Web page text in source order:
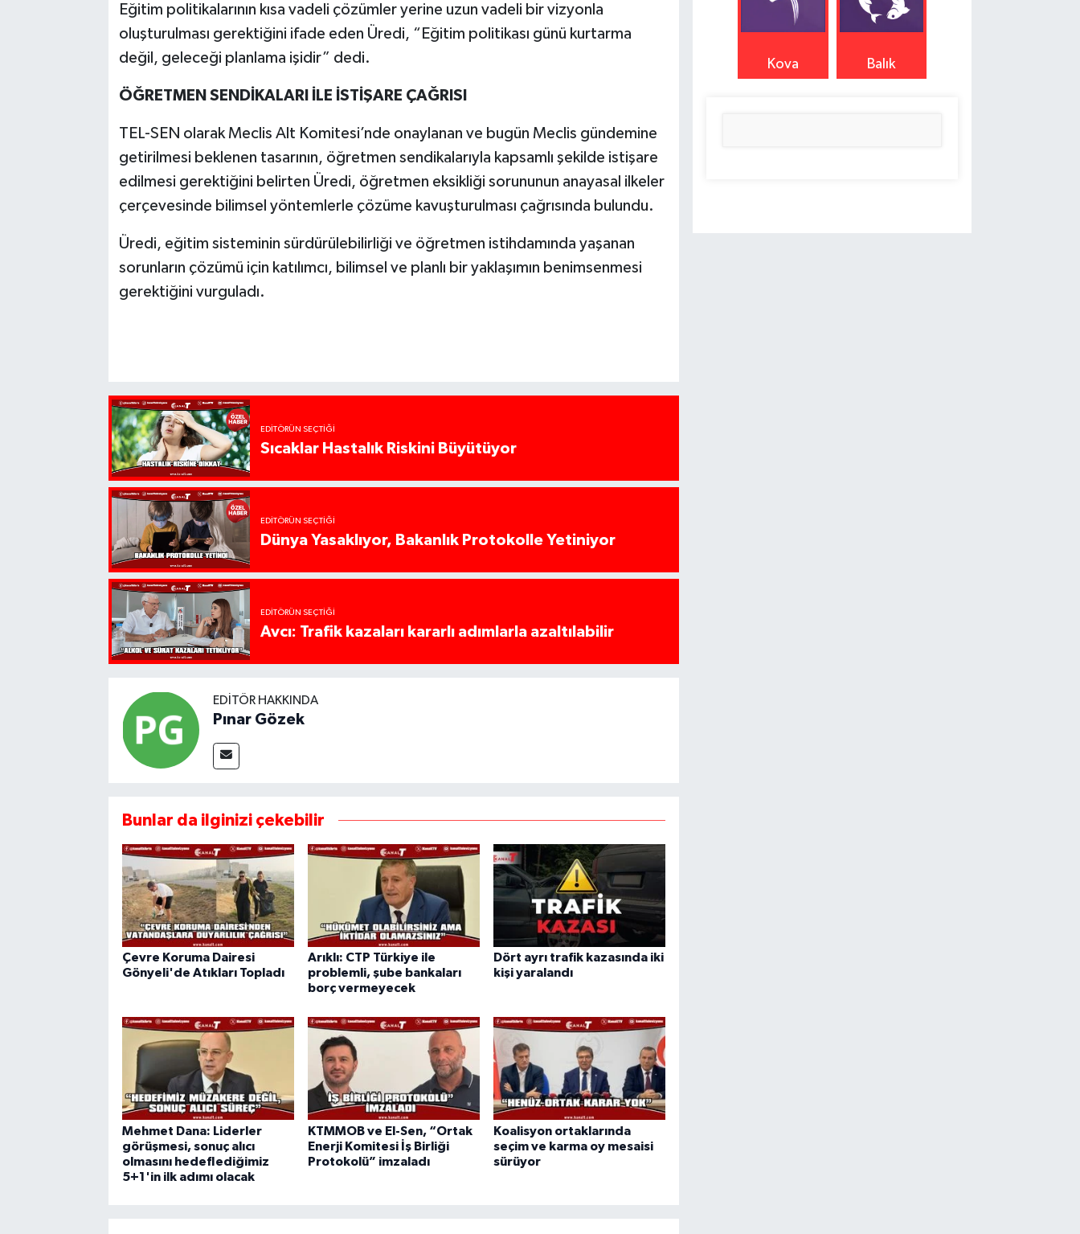
Eğitim politikalarının kısa vadeli çözümler yerine uzun vadeli bir vizyonla
oluşturulması gerektiğini ifade eden Üredi, “Eğitim politikası günü kurtarma
değil, geleceği planlama işidir” dedi.
ÖĞRETMEN SENDİKALARI İLE İSTİŞARE ÇAĞRISI
TEL-SEN olarak Meclis Alt Komitesi’nde onaylanan ve bugün Meclis gündemine
getirilmesi beklenen tasarının, öğretmen sendikalarıyla kapsamlı şekilde istişare
edilmesi gerektiğini belirten Üredi, öğretmen eksikliği sorununun anayasal ilkeler
çerçevesinde bilimsel yöntemlerle çözüme kavuşturulması çağrısında bulundu.
Üredi, eğitim sisteminin sürdürülebilirliği ve öğretmen istihdamında yaşanan
sorunların çözümü için katılımcı, bilimsel ve planlı bir yaklaşımın benimsenmesi
gerektiğini vurguladı.
EDITÖRÜN SEÇTIĞI
Sıcaklar Hastalık Riskini Büyütüyor
EDITÖRÜN SEÇTIĞI
Dünya Yasaklıyor, Bakanlık Protokolle Yetiniyor
EDITÖRÜN SEÇTIĞI
Avcı: Trafik kazaları kararlı adımlarla azaltılabilir
EDITÖR HAKKINDA
Pınar Gözek
Bunlar da ilginizi çekebilir
Çevre Koruma Dairesi
Gönyeli'de Atıkları Topladı
Arıklı: CTP Türkiye ile
problemli, şube bankaları
borç vermeyecek
Dört ayrı trafik kazasında iki
kişi yaralandı
Mehmet Dana: Liderler
görüşmesi, sonuç alıcı
olmasını hedeflediğimiz
5+1'in ilk adımı olacak
KTMMOB ve El-Sen, “Ortak
Enerji Komitesi İş Birliği
Protokolü” imzaladı
Koalisyon ortaklarında
seçim ve karma oy mesaisi
sürüyor
Kova Balık